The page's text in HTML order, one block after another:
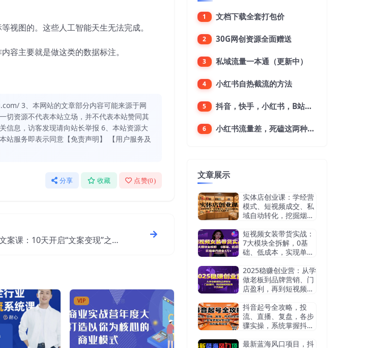
视图的。这些人工智能天生无法完成。
容主要就是做这类的数据标注。
3、本网站的文章部分内容可能来源于网
切资源不代表本站立场，并不代表本站赞同其
信息，访客发现请向站长举报 6、本站资源大
站服务即表示同意【免责声明】 【用户服务及
分享 收藏 点赞(0)
案课：10天开启“文案变现”之路~
VIP
1 文档下载全套打包价
2 30G网创资源全面赠送
3 私域流量一本通（更新中）
4 小红书自热截流的方法
5 抖音，快手，小红书，B站，微博，微信公众号，微信视频号。每一个平台，都是不一样的机会，对应不一样的赚钱思路
6 小红书流量差，死磕这两种笔记就好
文章展示
实体店创业课：学经营
模式、短视频成交、私
域自动转化，挖掘烟酒
短视频女装带货实战：
7大模块全拆解，0基
础、低成本，实现单月
2025稳赚创业营：从学
做老板到品牌营销、门
店盈利，再到短视频获
抖音起号全攻略，投
流、直播、复盘，各步
骤实操，系统掌握抖音
最新蓝海风口项目，抖